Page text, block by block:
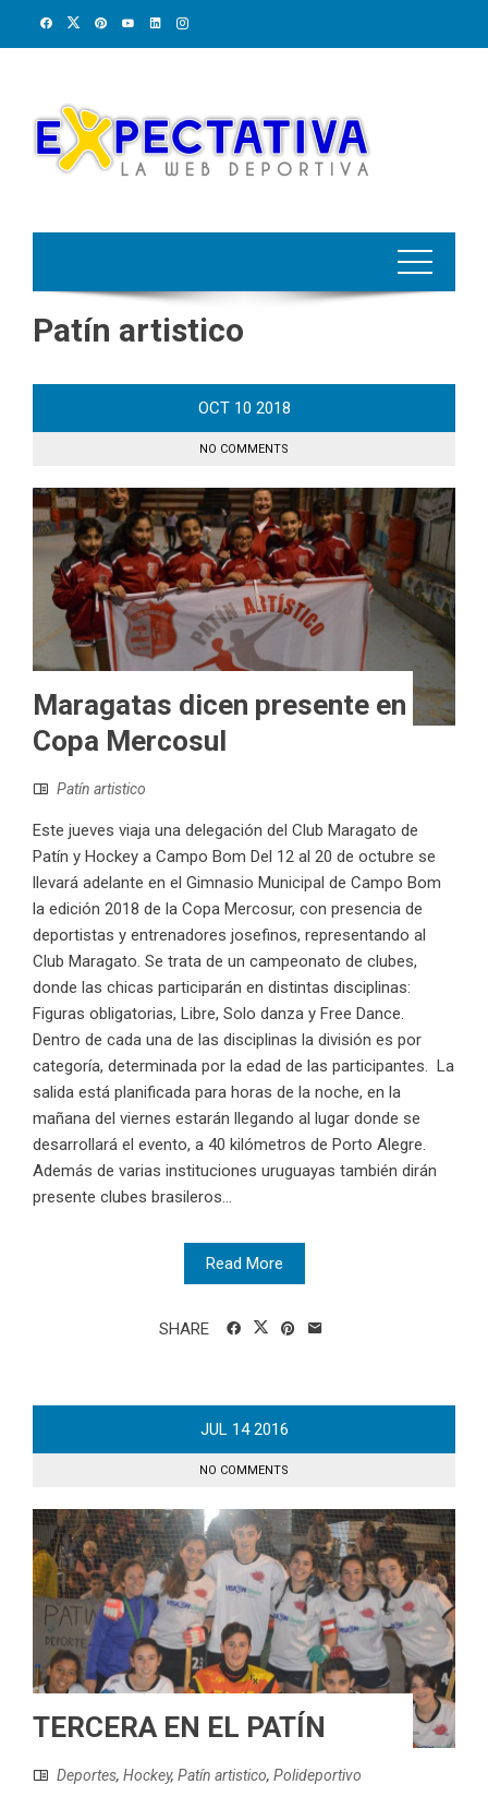
Patín artistico
OCT 10 2018
NO COMMENTS
Maragatas dicen presente en
Copa Mercosul
Patín artistico
Este jueves viaja una delegación del Club Maragato de
Patín y Hockey a Campo Bom Del 12 al 20 de octubre se
llevará adelante en el Gimnasio Municipal de Campo Bom
la edición 2018 de la Copa Mercosur, con presencia de
deportistas y entrenadores josefinos, representando al
Club Maragato. Se trata de un campeonato de clubes,
donde las chicas participarán en distintas disciplinas:
Figuras obligatorias, Libre, Solo danza y Free Dance.
Dentro de cada una de las disciplinas la división es por
categoría, determinada por la edad de las participantes. La
salida está planificada para horas de la noche, en la
mañana del viernes estarán llegando al lugar donde se
desarrollará el evento, a 40 kilómetros de Porto Alegre.
Además de varias instituciones uruguayas también dirán
presente clubes brasileros...
Read More
SHARE
JUL 14 2016
NO COMMENTS
TERCERA EN EL PATÍN
Deportes, Hockey, Patín artistico, Polideportivo